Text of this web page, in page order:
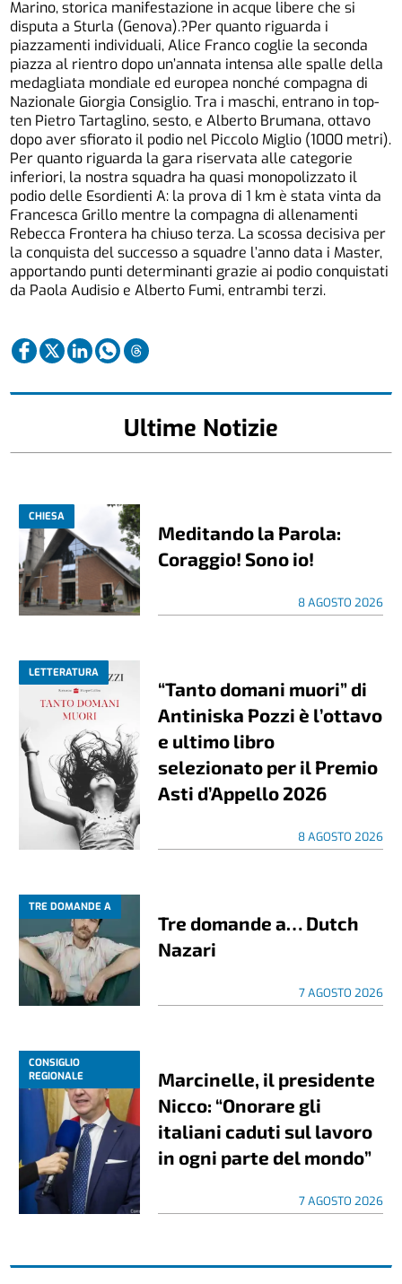
Marino, storica manifestazione in acque libere che si
disputa a Sturla (Genova).?Per quanto riguarda i
piazzamenti individuali, Alice Franco coglie la seconda
piazza al rientro dopo un’annata intensa alle spalle della
medagliata mondiale ed europea nonché compagna di
Nazionale Giorgia Consiglio. Tra i maschi, entrano in top-
ten Pietro Tartaglino, sesto, e Alberto Brumana, ottavo
dopo aver sfiorato il podio nel Piccolo Miglio (1000 metri).
Per quanto riguarda la gara riservata alle categorie
inferiori, la nostra squadra ha quasi monopolizzato il
podio delle Esordienti A: la prova di 1 km è stata vinta da
Francesca Grillo mentre la compagna di allenamenti
Rebecca Frontera ha chiuso terza. La scossa decisiva per
la conquista del successo a squadre l’anno data i Master,
apportando punti determinanti grazie ai podio conquistati
da Paola Audisio e Alberto Fumi, entrambi terzi.
Ultime Notizie
CHIESA
Meditando la Parola:
Coraggio! Sono io!
8 AGOSTO 2026
LETTERATURA
“Tanto domani muori” di
Antiniska Pozzi è l’ottavo
e ultimo libro
selezionato per il Premio
Asti d’Appello 2026
8 AGOSTO 2026
TRE DOMANDE A
Tre domande a… Dutch
Nazari
7 AGOSTO 2026
CONSIGLIO
REGIONALE
Marcinelle, il presidente
Nicco: “Onorare gli
italiani caduti sul lavoro
in ogni parte del mondo”
7 AGOSTO 2026